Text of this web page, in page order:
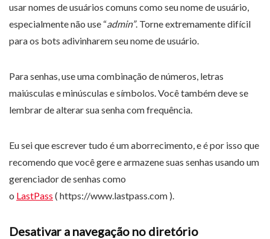
usar nomes de usuários comuns como seu nome de usuário,
especialmente não use “admin”. Torne extremamente difícil
para os bots adivinharem seu nome de usuário.
Para senhas, use uma combinação de números, letras
maiúsculas e minúsculas e símbolos. Você também deve se
lembrar de alterar sua senha com frequência.
Eu sei que escrever tudo é um aborrecimento, e é por isso que
recomendo que você gere e armazene suas senhas usando um
gerenciador de senhas como
o LastPass ( https://www.lastpass.com ).
Desativar a navegação no diretório